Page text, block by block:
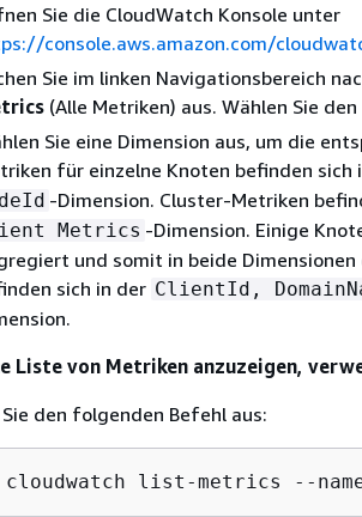
Sie die CloudWatch Konsole unter
console.aws.amazon.com/
Sie im linken Navigationsbereich
(Alle Metriken) aus. Wählen Sie den
Sie eine Dimension aus, um die
für einzelne Knoten befinden sich
-Dimension. Cluster-Metriken
Metrics -Dimension. Einige
und somit in beide
sich in der ClientId,
Liste von Metriken anzuzeigen,
Sie den folgenden Befehl aus:
cloudwatch list-metrics --